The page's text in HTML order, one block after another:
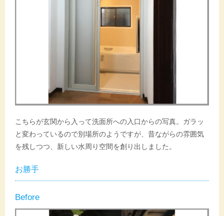
こちらが玄関から入って洗面所への入口からの写真。ガラッ
と変わっているので別場所のようですが、昔ながらの雰囲気
を残しつつ、新しい水周り空間を創り出しました。
お勝手
Before